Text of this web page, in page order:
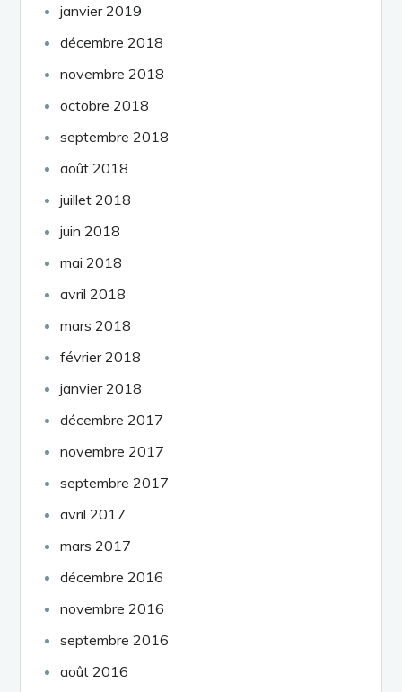
janvier 2019
décembre 2018
novembre 2018
octobre 2018
septembre 2018
août 2018
juillet 2018
juin 2018
mai 2018
avril 2018
mars 2018
février 2018
janvier 2018
décembre 2017
novembre 2017
septembre 2017
avril 2017
mars 2017
décembre 2016
novembre 2016
septembre 2016
août 2016